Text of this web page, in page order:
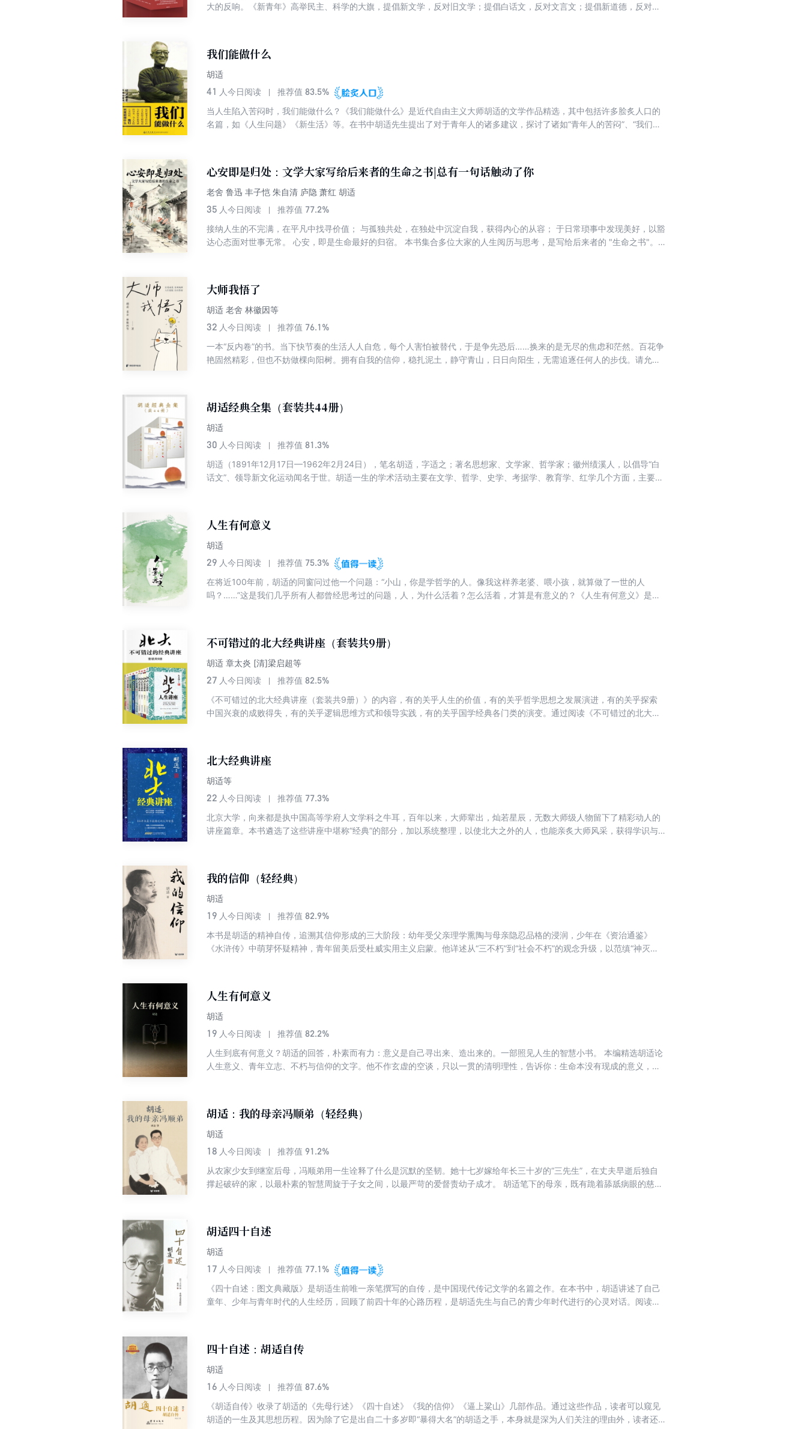
大的反响。《新青年》高举民主、科学的大旗，提倡新文学，反对旧文学；提倡白话文，反对文言文；提倡新道德，反对旧
我们能做什么
胡适
41 人今日阅读 推荐值 83.5%
当人生陷入苦闷时，我们能做什么？《我们能做什么》是近代自由主义大师胡适的文学作品精选，其中包括许多脍炙人口的
名篇，如《人生问题》《新生活》等。在书中胡适先生提出了对于青年人的诸多建议，探讨了诸如“青年人的苦闷”、“我们能
心安即是归处：文学大家写给后来者的生命之书|总有一句话触动了你
老舍 鲁迅 丰子恺 朱自清 庐隐 萧红 胡适
35 人今日阅读 推荐值 77.2%
接纳人生的不完满，在平凡中找寻价值； 与孤独共处，在独处中沉淀自我，获得内心的从容； 于日常琐事中发现美好，以豁
达心态面对世事无常。 心安，即是生命最好的归宿。 本书集合多位大家的人生阅历与思考，是写给后来者的 "生命之书"。
大师我悟了
胡适 老舍 林徽因等
32 人今日阅读 推荐值 76.1%
一本“反内卷”的书。当下快节奏的生活人人自危，每个人害怕被替代，于是争先恐后……换来的是无尽的焦虑和茫然。百花争
艳固然精彩，但也不妨做棵向阳树。拥有自我的信仰，稳扎泥土，静守青山，日日向阳生，无需追逐任何人的步伐。请允许
胡适经典全集（套装共44册）
胡适
30 人今日阅读 推荐值 81.3%
胡适（1891年12月17日—1962年2月24日），笔名胡适，字适之；著名思想家、文学家、哲学家；徽州绩溪人，以倡导“白
话文”、领导新文化运动闻名于世。胡适一生的学术活动主要在文学、哲学、史学、考据学、教育学、红学几个方面，主要著
为具有民主和科学素养的人。胡适先生一生著述宏富，尤其是在文学、哲学、史学、考据学、教育学、红学等方面，著有多
部优秀作品。本套丛书按照学术分类重新编排，如哲学、文学、史学、英文著作、日记、书信等，共计44卷。每类中凡已刊
作品，按发表时间编排，未发表或未查明确切时间作品酌予处置。 《胡适经典全集》各卷作品目录如下：胡适谈人生与哲
学：读书与做人胡适谈人生与哲学：人生有何意义胡适谈人生与哲学：容忍与自由胡适谈人生与哲学：四十自述胡适谈人生
与哲学：我们所应走的路中国哲学史大纲（上册）中国哲学史大纲（下册）胡适留学日记（第一卷）胡适留学日记（第二
卷）胡适留学日记（第三卷）胡适留学日记（第四卷）胡适留学日记（第五卷）胡适留学日记（第六卷）胡适留学日记（第
胡适留学日记（卷十七）白话文学史（上册）白话文学史（下册）胡适传统文学研究（第一卷）胡适传统文学研究（第二
卷）胡适传统文学研究（第三卷）胡适传统文学研究（第四卷）胡适传统文学研究（第五卷）胡适传统文学研究（第六卷）
胡适戏剧寄：我的终身大事胡适致友人书（上册）胡适致友人书（中册）胡适致友人书（下册）胡适家书（上册）胡适家书
（下册）胡适英文论著：中国民族危机胡适英文论著：中国社会学胡适英文论著：中国文学胡适英文论著：中国思想史胡适
人生有何意义
胡适
29 人今日阅读 推荐值 75.3%
在将近100年前，胡适的同窗问过他一个问题：“小山，你是学哲学的人。像我这样养老婆、喂小孩，就算做了一世的人
吗？……”这是我们几乎所有人都曾经思考过的问题，人，为什么活着？怎么活着，才算是有意义的？《人生有何意义》是胡
不可错过的北大经典讲座（套装共9册）
胡适 章太炎 [清]梁启超等
27 人今日阅读 推荐值 82.5%
《不可错过的北大经典讲座（套装共9册）》的内容，有的关乎人生的价值，有的关乎哲学思想之发展演进，有的关乎探索
中国兴衰的成败得失，有的关乎逻辑思维方式和领导实践，有的关乎国学经典各门类的演变。通过阅读《不可错过的北大经
北大经典讲座
胡适等
22 人今日阅读 推荐值 77.3%
北京大学，向来都是执中国高等学府人文学科之牛耳，百年以来，大师辈出，灿若星辰，无数大师级人物留下了精彩动人的
讲座篇章。本书遴选了这些讲座中堪称“经典”的部分，加以系统整理，以使北大之外的人，也能亲炙大师风采，获得学识与
我的信仰（轻经典）
胡适
19 人今日阅读 推荐值 82.9%
本书是胡适的精神自传，追溯其信仰形成的三大阶段：幼年受父亲理学熏陶与母亲隐忍品格的浸润，少年在《资治通鉴》
《水浒传》中萌芽怀疑精神，青年留美后受杜威实用主义启蒙。他详述从“三不朽”到“社会不朽”的观念升级，以范缜“神灭
人生有何意义
胡适
19 人今日阅读 推荐值 82.2%
人生到底有何意义？胡适的回答，朴素而有力：意义是自己寻出来、造出来的。一部照见人生的智慧小书。 本编精选胡适论
人生意义、青年立志、不朽与信仰的文字。他不作玄虚的空谈，只以一贯的清明理性，告诉你：生命本没有现成的意义，全
胡适：我的母亲冯顺弟（轻经典）
胡适
18 人今日阅读 推荐值 91.2%
从农家少女到继室后母，冯顺弟用一生诠释了什么是沉默的坚韧。她十七岁嫁给年长三十岁的“三先生”，在丈夫早逝后独自
撑起破碎的家，以最朴素的智慧周旋于子女之间，以最严苛的爱督责幼子成才。 胡适笔下的母亲，既有跪着舔舐病眼的慈
胡适四十自述
胡适
17 人今日阅读 推荐值 77.1%
《四十自述：图文典藏版》是胡适生前唯一亲笔撰写的自传，是中国现代传记文学的名篇之作。在本书中，胡适讲述了自己
童年、少年与青年时代的人生经历，回顾了前四十年的心路历程，是胡适先生与自己的青少年时代进行的心灵对话。阅读本
四十自述：胡适自传
胡适
16 人今日阅读 推荐值 87.6%
《胡适自传》收录了胡适的《先母行述》《四十自述》《我的信仰》《逼上粱山》几部作品。通过这些作品，读者可以窥见
胡适的一生及其思想历程。因为除了它是出自二十多岁即“暴得大名”的胡适之手，本身就是深为人们关注的理由外，读者还